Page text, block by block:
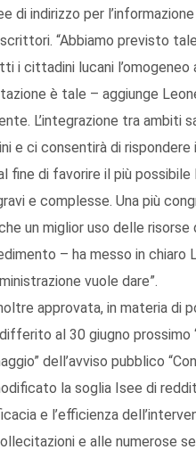
di indirizzo per
“Abbiamo previsto
i cittadini lucani
è tale – aggiunge
L’integrazione tra ambiti
e ci consentirà di rispondere
fine di favorire il più possibile
e complesse. Una più
un miglior uso delle
– ha messo in chiaro
vuole dare”.
approvata, in materia di
al 30 giugno prossimo
dell’avviso pubblico
la soglia Isee di
e l’efficienza
e alle numerose